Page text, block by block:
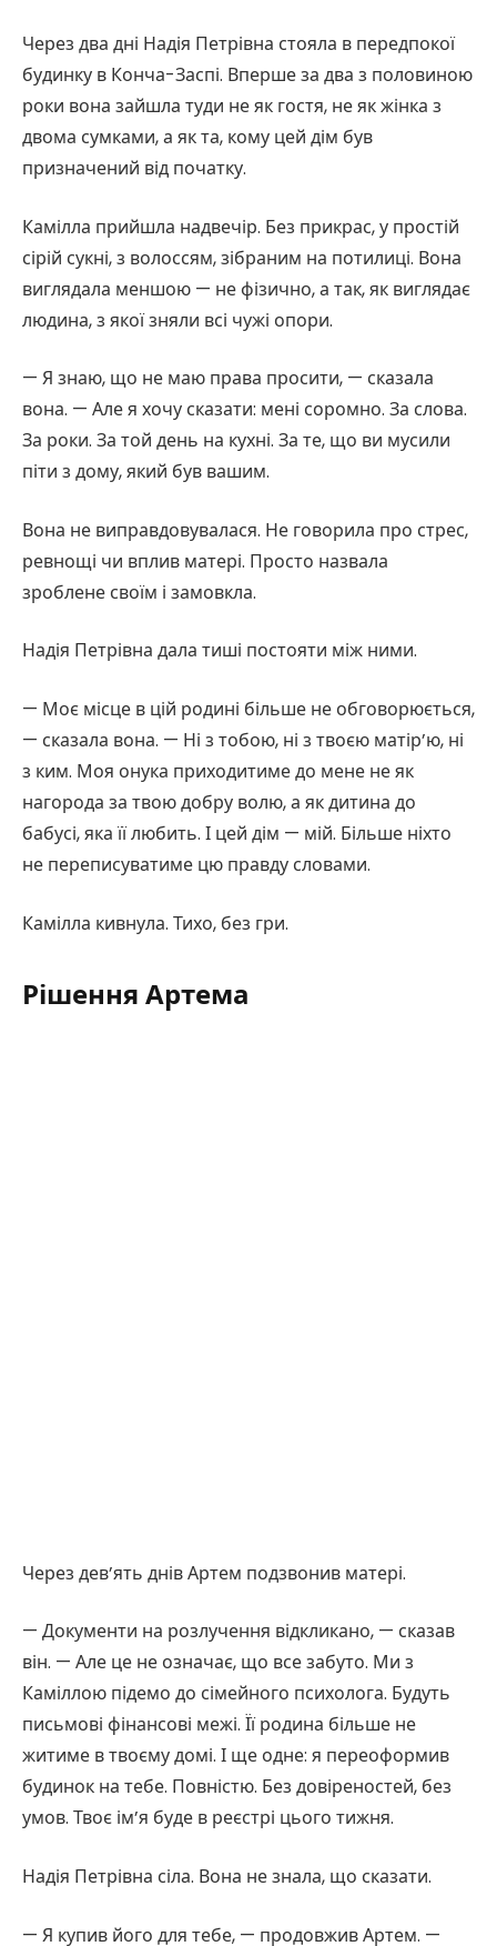
Через два дні Надія Петрівна стояла в передпокої
будинку в Конча-Заспі. Вперше за два з половиною
роки вона зайшла туди не як гостя, не як жінка з
двома сумками, а як та, кому цей дім був
призначений від початку.
Камілла прийшла надвечір. Без прикрас, у простій
сірій сукні, з волоссям, зібраним на потилиці. Вона
виглядала меншою — не фізично, а так, як виглядає
людина, з якої зняли всі чужі опори.
— Я знаю, що не маю права просити, — сказала
вона. — Але я хочу сказати: мені соромно. За слова.
За роки. За той день на кухні. За те, що ви мусили
піти з дому, який був вашим.
Вона не виправдовувалася. Не говорила про стрес,
ревнощі чи вплив матері. Просто назвала
зроблене своїм і замовкла.
Надія Петрівна дала тиші постояти між ними.
— Моє місце в цій родині більше не обговорюється,
— сказала вона. — Ні з тобою, ні з твоєю матір’ю, ні
з ким. Моя онука приходитиме до мене не як
нагорода за твою добру волю, а як дитина до
бабусі, яка її любить. І цей дім — мій. Більше ніхто
не переписуватиме цю правду словами.
Камілла кивнула. Тихо, без гри.
Рішення Артема
Через дев’ять днів Артем подзвонив матері.
— Документи на розлучення відкликано, — сказав
він. — Але це не означає, що все забуто. Ми з
Каміллою підемо до сімейного психолога. Будуть
письмові фінансові межі. Її родина більше не
житиме в твоєму домі. І ще одне: я переоформив
будинок на тебе. Повністю. Без довіреностей, без
умов. Твоє ім’я буде в реєстрі цього тижня.
Надія Петрівна сіла. Вона не знала, що сказати.
— Я купив його для тебе, — продовжив Артем. —